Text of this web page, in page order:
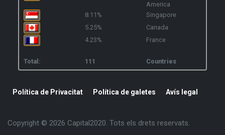
America
8.11%
Singapore
5.25%
Canada
4.23%
France
Total: 111 Countries
Política de Privacitat Política de galetes Avís legal
Copyright © 2026 Capital2020. Tots els drets reservats.